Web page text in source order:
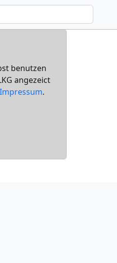
benutzen
angezeict
Impressum.